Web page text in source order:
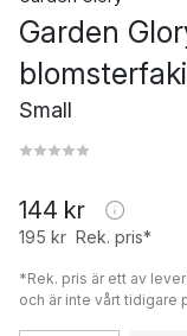
Garden
Small
144 kr
195 kr Rek. pris*
*Rek. pris är ett av
och är inte vårt tidigare